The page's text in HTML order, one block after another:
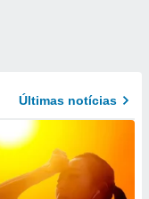
Últimas notícias